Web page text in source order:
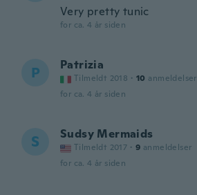
Very pretty tunic
for ca. 4 år siden
P Patrizia
Tilmeldt 2018 · 10 anmeldelser
for ca. 4 år siden
S Sudsy Mermaids
Tilmeldt 2017 · 9 anmeldelser
for ca. 4 år siden